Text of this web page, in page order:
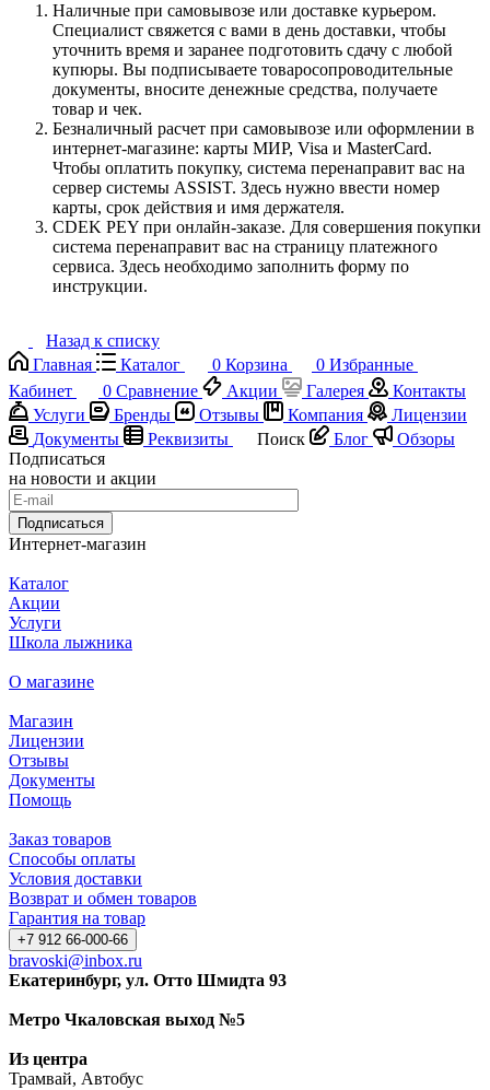
Наличные при самовывозе или доставке курьером.
Специалист свяжется с вами в день доставки, чтобы
уточнить время и заранее подготовить сдачу с любой
купюры. Вы подписываете товаросопроводительные
документы, вносите денежные средства, получаете
товар и чек.
Безналичный расчет при самовывозе или оформлении в
интернет-магазине: карты МИР, Visa и MasterCard.
Чтобы оплатить покупку, система перенаправит вас на
сервер системы ASSIST. Здесь нужно ввести номер
карты, срок действия и имя держателя.
CDEK PEY при онлайн-заказе. Для совершения покупки
система перенаправит вас на страницу платежного
сервиса. Здесь необходимо заполнить форму по
инструкции.
Назад к списку
Главная
Каталог 0 Корзина 0 Избранные
Кабинет
0 Сравнение Акции Галерея
Контакты
Услуги
Бренды Отзывы Компания
Лицензии
Документы
Реквизиты Поиск Блог
Обзоры
Подписаться
на новости и акции
Подписаться
Интернет-магазин
Каталог
Акции
Услуги
Школа лыжника
О магазине
Магазин
Лицензии
Отзывы
Документы
Помощь
Заказ товаров
Способы оплаты
Условия доставки
Возврат и обмен товаров
Гарантия на товар
+7 912 66-000-66
bravoski@inbox.ru
Екатеринбург, ул. Отто Шмидта 93
Метро Чкаловская выход №5
Из центра
Трамвай, Автобус